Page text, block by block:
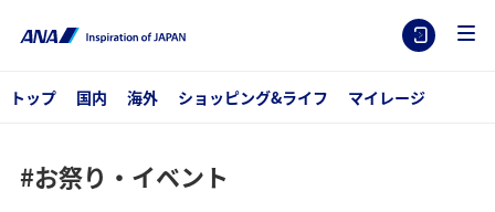
トップ 国内 海外 ショッピング&ライフ マイレージ
#お祭り・イベント